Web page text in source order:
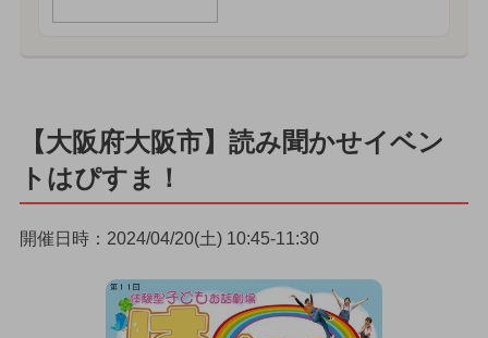
【大阪府大阪市】読み聞かせイベン
トはぴすま！
開催日時：2024/04/20(土) 10:45-11:30